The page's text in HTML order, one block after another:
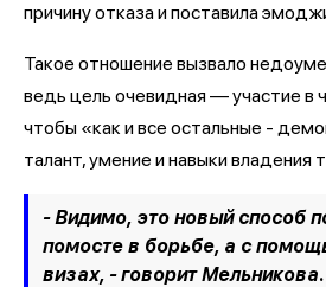
причину отказа и поставила
Такое отношение вызвало
ведь цель очевидная — участие в
чтобы «как и все остальные -
талант, умение и навыки владения
- Видимо, это новый способ
помосте в борьбе, а с
визах, - говорит